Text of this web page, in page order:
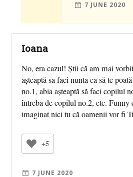
7 JUNE 2020
Ioana
No, era cazul! Știi că am mai
așteaptă sa faci nunta ca să te
no.1, abia așteaptă să faci copilul
întreba de copilul no.2, etc. Funny
imaginat nici tu că oamenii vor fi
+5
7 JUNE 2020